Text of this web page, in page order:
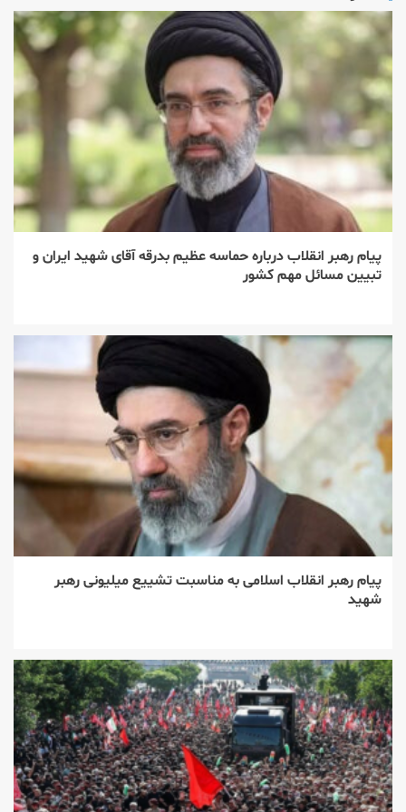
پیام رهبر انقلاب درباره حماسه عظیم بدرقه آقای شهید ایران و
تبیین مسائل مهم کشور
پیام رهبر انقلاب اسلامی به مناسبت تشییع میلیونی رهبر
شهید